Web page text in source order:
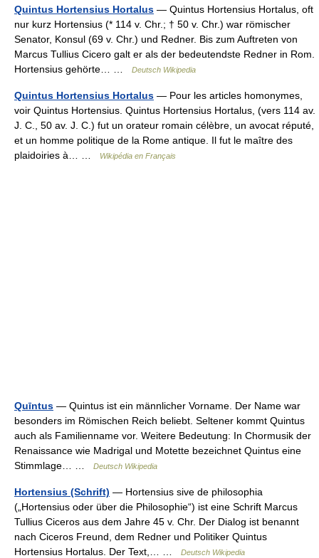
Quintus Hortensius Hortalus — Quintus Hortensius Hortalus, oft
nur kurz Hortensius (* 114 v. Chr.; † 50 v. Chr.) war römischer
Senator, Konsul (69 v. Chr.) und Redner. Bis zum Auftreten von
Marcus Tullius Cicero galt er als der bedeutendste Redner in Rom.
Hortensius gehörte… …
Deutsch Wikipedia
Quintus Hortensius Hortalus — Pour les articles homonymes,
voir Quintus Hortensius. Quintus Hortensius Hortalus, (vers 114 av.
J. C., 50 av. J. C.) fut un orateur romain célèbre, un avocat réputé,
et un homme politique de la Rome antique. Il fut le maître des
plaidoiries à… …
Wikipédia en Français
Quīntus — Quintus ist ein männlicher Vorname. Der Name war
besonders im Römischen Reich beliebt. Seltener kommt Quintus
auch als Familienname vor. Weitere Bedeutung: In Chormusik der
Renaissance wie Madrigal und Motette bezeichnet Quintus eine
Stimmlage… …
Deutsch Wikipedia
Hortensius (Schrift) — Hortensius sive de philosophia
(„Hortensius oder über die Philosophie“) ist eine Schrift Marcus
Tullius Ciceros aus dem Jahre 45 v. Chr. Der Dialog ist benannt
nach Ciceros Freund, dem Redner und Politiker Quintus
Hortensius Hortalus. Der Text,… …
Deutsch Wikipedia